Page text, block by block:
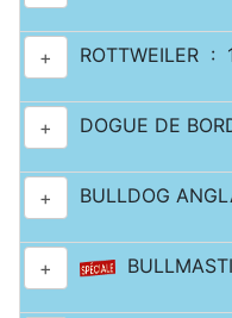
+ ROTTWEILER :
+ DOGUE DE
+ BULLDOG
+